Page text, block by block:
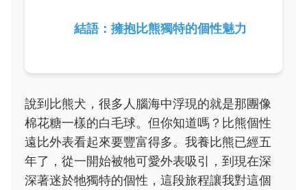
結語：擁抱比熊獨特的個性魅力
說到比熊犬，很多人腦海中浮現的就是那團像
棉花糖一樣的白毛球。但你知道嗎？比熊個性
遠比外表看起來要豐富得多。我養比熊已經五
年了，從一開始被牠可愛外表吸引，到現在深
深著迷於牠獨特的個性，這段旅程讓我對這個